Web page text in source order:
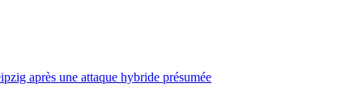
après une attaque hybride présumée